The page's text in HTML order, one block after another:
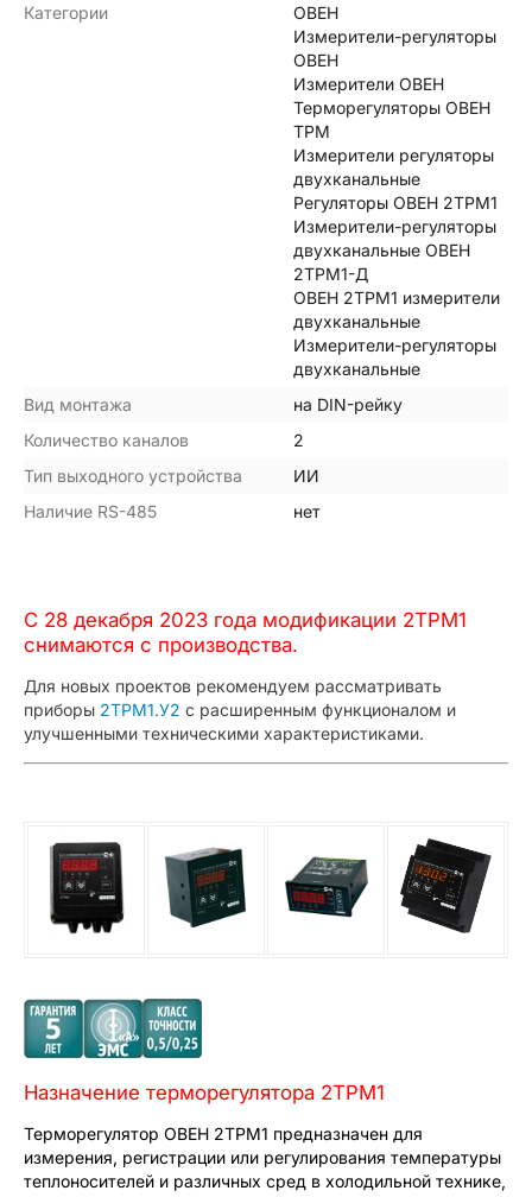
Категории
ОВЕН
Измерители-регуляторы
ОВЕН
Измерители ОВЕН
Терморегуляторы ОВЕН
ТРМ
Измерители регуляторы
двухканальные
Регуляторы ОВЕН 2ТРМ1
Измерители-регуляторы
двухканальные ОВЕН
2ТРМ1-Д
ОВЕН 2ТРМ1 измерители
двухканальные
Измерители-регуляторы
двухканальные
Вид монтажа
на DIN-рейку
Количество каналов
2
Тип выходного устройства
ИИ
Наличие RS-485
нет
С 28 декабря 2023 года модификации 2ТРМ1
снимаются с производства.
Для новых проектов рекомендуем рассматривать
приборы 2ТРМ1.У2 с расширенным функционалом и
улучшенными техническими характеристиками.
Назначение терморегулятора 2ТРМ1
Терморегулятор ОВЕН 2ТРМ1 предназначен для
измерения, регистрации или регулирования температуры
теплоносителей и различных сред в холодильной технике,